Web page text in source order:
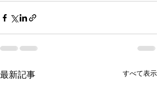
最新記事 すべて表示